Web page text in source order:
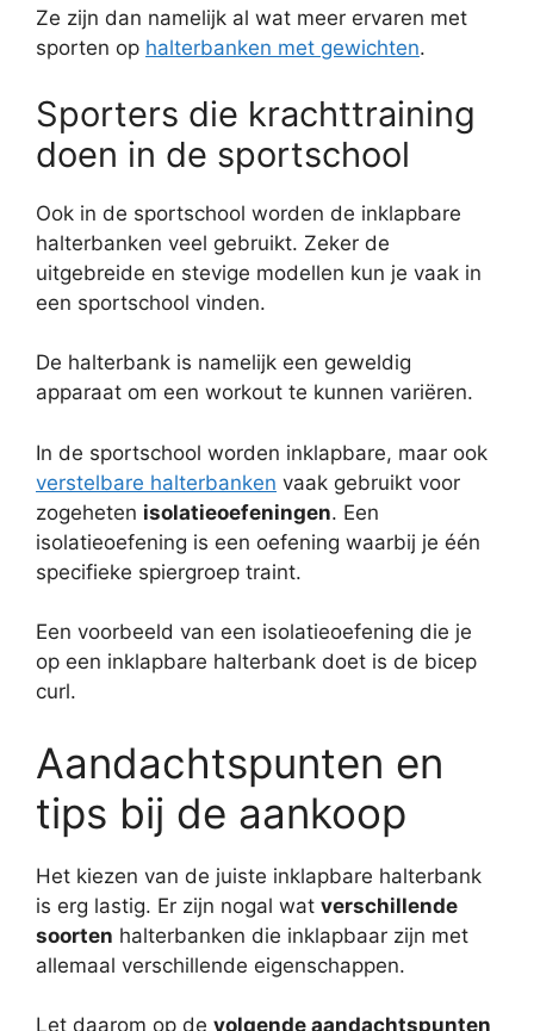
Ze zijn dan namelijk al wat meer ervaren met
sporten op halterbanken met gewichten.
Sporters die krachttraining
doen in de sportschool
Ook in de sportschool worden de inklapbare
halterbanken veel gebruikt. Zeker de
uitgebreide en stevige modellen kun je vaak in
een sportschool vinden.
De halterbank is namelijk een geweldig
apparaat om een workout te kunnen variëren.
In de sportschool worden inklapbare, maar ook
verstelbare halterbanken vaak gebruikt voor
zogeheten isolatieoefeningen. Een
isolatieoefening is een oefening waarbij je één
specifieke spiergroep traint.
Een voorbeeld van een isolatieoefening die je
op een inklapbare halterbank doet is de bicep
curl.
Aandachtspunten en
tips bij de aankoop
Het kiezen van de juiste inklapbare halterbank
is erg lastig. Er zijn nogal wat verschillende
soorten halterbanken die inklapbaar zijn met
allemaal verschillende eigenschappen.
Let daarom op de volgende aandachtspunten